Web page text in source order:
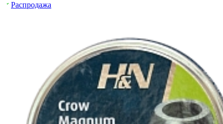
Распродажа